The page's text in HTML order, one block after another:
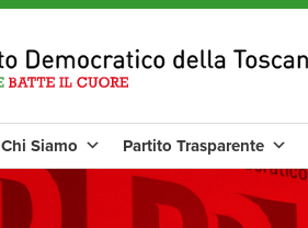
Chi Siamo Partito Trasparente